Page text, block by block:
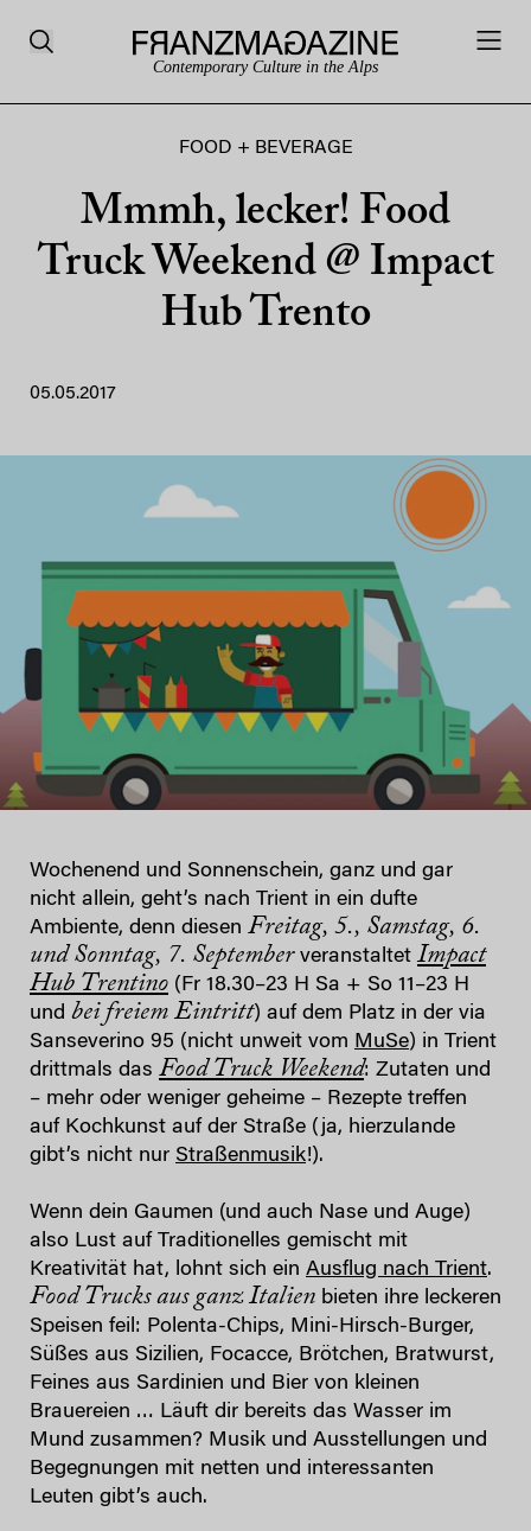
Contemporary Culture in the Alps
FOOD + BEVERAGE
Mmmh, lecker! Food
Truck Weekend @ Impact
Hub Trento
05.05.2017
Wochenend und Sonnenschein, ganz und gar
nicht allein, geht’s nach Trient in ein dufte
Ambiente, denn diesen Freitag, 5., Samstag, 6.
und Sonntag, 7. Septemberveranstaltet Impact
Hub Trentino (Fr 18.30–23 H Sa + So 11–23 H
und bei freiem Eintritt) auf dem Platz in der via
Sanseverino 95 (nicht unweit vom MuSe) in Trient
drittmals das Food Truck Weekend: Zutaten und
– mehr oder weniger geheime – Rezepte treffen
auf Kochkunst auf der Straße (ja, hierzulande
gibt’s nicht nur Straßenmusik!).
Wenn dein Gaumen (und auch Nase und Auge)
also Lust auf Traditionelles gemischt mit
Kreativität hat, lohnt sich ein Ausflug nach Trient.
Food Trucks aus ganz Italien bieten ihre leckeren
Speisen feil: Polenta-Chips, Mini-Hirsch-Burger,
Süßes aus Sizilien, Focacce, Brötchen, Bratwurst,
Feines aus Sardinien und Bier von kleinen
Brauereien … Läuft dir bereits das Wasser im
Mund zusammen? Musik und Ausstellungen und
Begegnungen mit netten und interessanten
Leuten gibt’s auch.